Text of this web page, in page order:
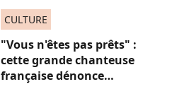
CULTURE
"Vous n'êtes pas prêts" :
cette grande chanteuse
française dénonce